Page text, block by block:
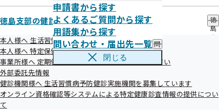
申請書から探す
よくあるご質問から探す
用語集から探す
問い合わせ・届出先一覧 問
い
せ
・
届
閉じる
徳島支部の健診・保健指導のご案内
徳
島
保
健
本人様へ 生活習慣病予防健診のご案内
本人様へ 特定保健指導のご案内
事業所様へ 定期健康診断結果の提供にご協力ください
外部委託先情報
健診機関様へ 生活習慣病予防健診実施機関を募集しています
オンライン資格確認等システムによる特定健康診査情報の提供につい
て
特定保健指導実施機関一覧（ご家
族さま）